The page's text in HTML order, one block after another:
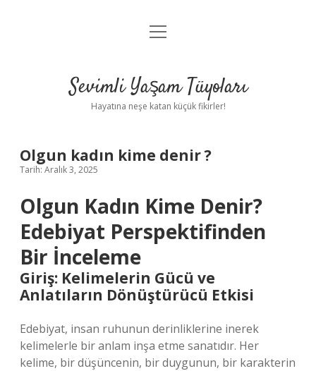
Anasayfa
Yasal Uyarı
menüyü
Sevimli Yaşam Tüyoları
Hayatına neşe katan küçük fikirler!
Olgun kadın kime denir ?
Tarih: Aralık 3, 2025
Olgun Kadın Kime Denir?
Edebiyat Perspektifinden
Bir İnceleme
Giriş: Kelimelerin Gücü ve
Anlatıların Dönüştürücü Etkisi
Edebiyat, insan ruhunun derinliklerine inerek
kelimelerle bir anlam inşa etme sanatıdır. Her
kelime, bir düşüncenin, bir duygunun, bir karakterin